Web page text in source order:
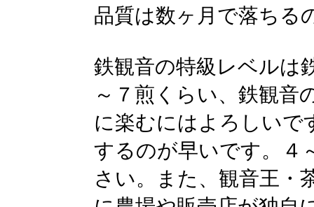
品質は数ヶ月で落ちる
鉄観音の特級レベルは
～７煎くらい、鉄観音
に楽むにはよろしいで
するのが早いです。４
さい。また、観音王・